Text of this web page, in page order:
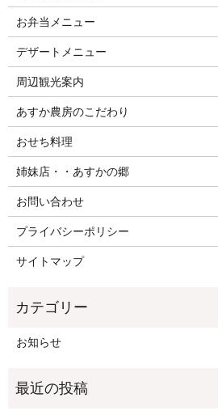
お弁当メニュー
デザートメニュー
周辺観光案内
あすか農房のこだわり
おせち料理
姉妹店・・あすかの郷
お問い合わせ
プライバシーポリシー
サイトマップ
お知らせ